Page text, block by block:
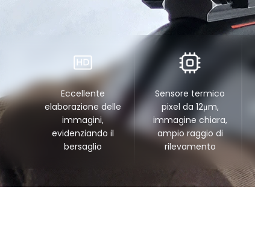
Eccellente
elaborazione delle
immagini,
evidenziando il
bersaglio
Sensore termico
pixel da 12μm,
immagine chiara,
ampio raggio di
rilevamento